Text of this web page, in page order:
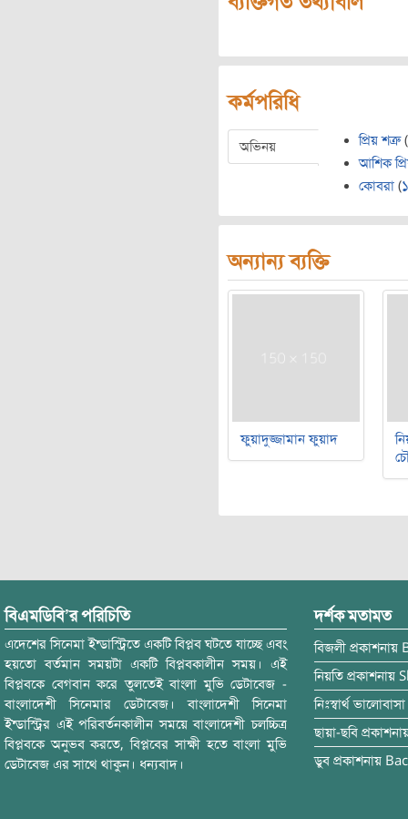
কর্মপরিধি
অভিনয় প্রিয় শত্রু(
আশিক
কোবরা (
অন্যান্য ব্যক্তি
ফুয়াদুজ্জামান ফুয়াদ
বিএমডিবি’র পরিচিতি
এদেশের সিনেমা ইন্ডাস্ট্রিতে একটি বিপ্লব ঘটতে যাচ্ছে এবং
হয়তো বর্তমান সময়টা একটি বিপ্লবকালীন সময়। এই
বিপ্লবকে বেগবান করে তুলতেই বাংলা মুভি ডেটাবেজ -
বাংলাদেশী সিনেমার ডেটাবেজ। বাংলাদেশী সিনেমা
ইন্ডাস্ট্রির এই পরিবর্তনকালীন সময়ে বাংলাদেশী চলচ্চিত্র
বিপ্লবকে অনুভব করতে, বিপ্লবের সাক্ষী হতে বাংলা মুভি
ডেটাবেজ এর সাথে থাকুন। ধন্যবাদ।
দর্শক মতামত
বিজলী প্রকাশনায়
নিয়তি প্রকাশনায়
নিঃস্বার্থ ভালোবাসা
ছায়া-ছবি
ডুব প্রকাশনায়